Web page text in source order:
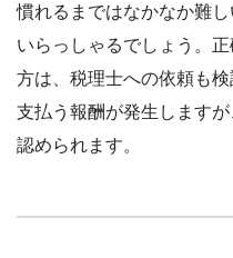
慣れるまではなかなか難
いらっしゃるでしょう。
方は、税理士への依頼も
支払う報酬が発生します
認められます。